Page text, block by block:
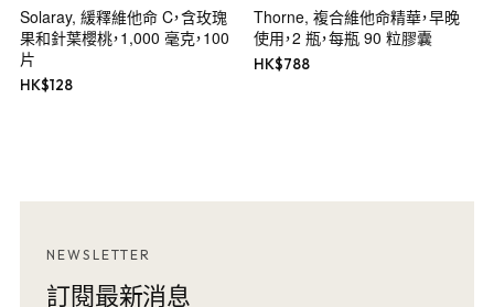
Solaray, 緩釋維他命 C，含玫瑰
果和針葉櫻桃，1,000 毫克，100
片
HK$128
Thorne, 複合維他命精華，早晚
使用，2 瓶，每瓶 90 粒膠囊
HK$788
NEWSLETTER
訂閱最新消息